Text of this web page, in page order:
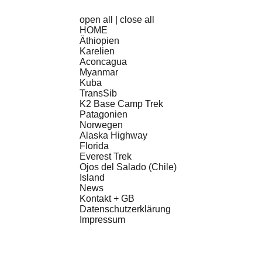
open all
close all
HOME
Äthiopien
Karelien
Aconcagua
Myanmar
Kuba
TransSib
K2 Base Camp Trek
Patagonien
Norwegen
Alaska Highway
Florida
Everest Trek
Ojos del Salado (Chile)
Island
News
Kontakt + GB
Datenschutzerklärung
Impressum